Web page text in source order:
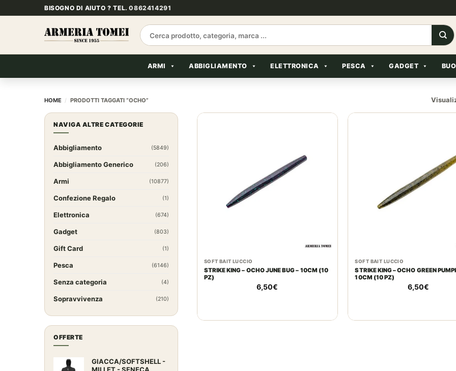
ai
BISOGNO DI AIUTO ? TEL.0862414291
Cerca:
ARMI ABBIGLIAMENTO ELETTRONICA PESCA GADGET
HOME / PRODOTTI TAGGATI “OCHO”
NAVIGA ALTRE CATEGORIE
Abbigliamento (5849)
Abbigliamento Generico (206)
Armi (10877)
Confezione Regalo (1)
Elettronica (674)
Gadget (803)
Gift Card (1)
Pesca (6146)
Senza categoria (4)
Sopravvivenza (210)
OFFERTE
GIACCA/SOFTSHELL -
SOFT BAIT LUCCIO
STRIKE KING – OCHO JUNE BUG – 10CM (10
PZ)
6,50€
SOFT BAIT LUCCIO
STRIKE KING – OCHO GREEN
10CM (10 PZ)
6,50€